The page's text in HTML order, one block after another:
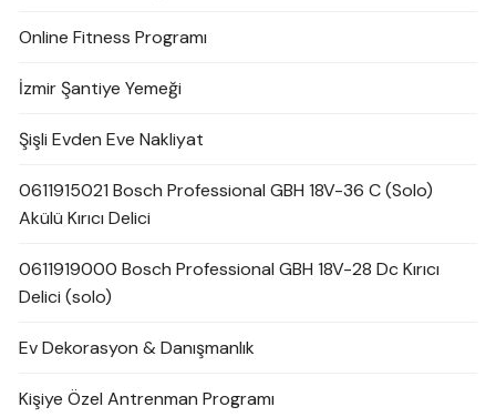
Online Fitness Programı
İzmir Şantiye Yemeği
Şişli Evden Eve Nakliyat
0611915021 Bosch Professional GBH 18V-36 C (Solo)
Akülü Kırıcı Delici
0611919000 Bosch Professional GBH 18V-28 Dc Kırıcı
Delici (solo)
Ev Dekorasyon & Danışmanlık
Kişiye Özel Antrenman Programı